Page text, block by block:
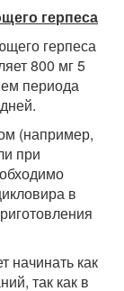
герпеса
герпеса
800 мг 5
периода
(например,
при
в
начинать как
так как в